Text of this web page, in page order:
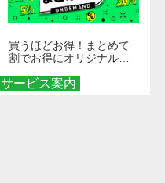
サービス案内
買うほどお得！まとめて
割でお得にオリジナルグ